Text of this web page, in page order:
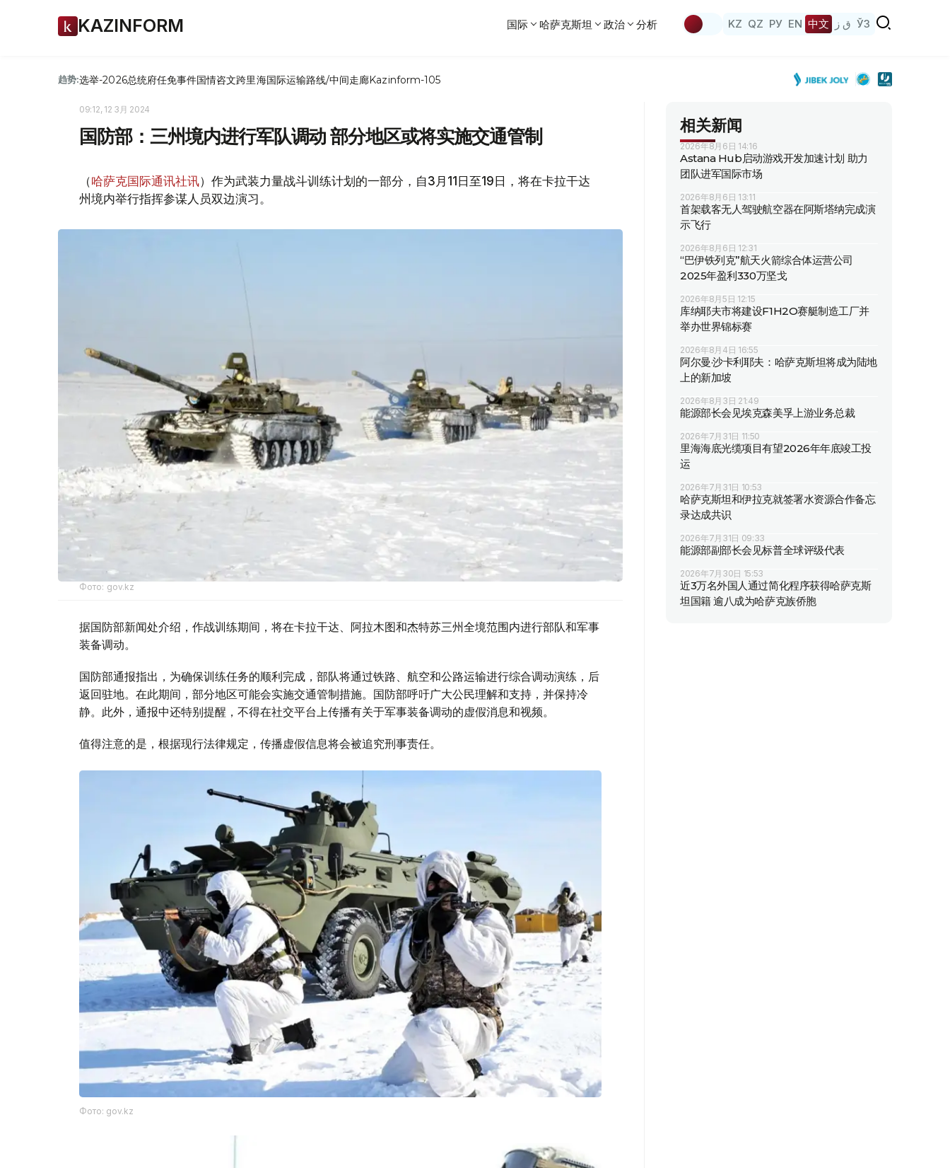
KAZINFORM 国际 哈萨克斯坦 政治 分析 KZ QZ РУ EN 中文 ق ز ЎЗ
趋势:选举-2026总统府任免事件国情咨文跨里海国际运输路线/中间走廊Kazinform-105
09:12, 12 3月 2024
国防部：三州境内进行军队调动 部分地区或将实施交通管制
（哈萨克国际通讯社讯）作为武装力量战斗训练计划的一部分，自3月11日至19日，将在卡拉干达
州境内举行指挥参谋人员双边演习。
Фото: gov.kz
据国防部新闻处介绍，作战训练期间，将在卡拉干达、阿拉木图和杰特苏三州全境范围内进行部队和军事
装备调动。
国防部通报指出，为确保训练任务的顺利完成，部队将通过铁路、航空和公路运输进行综合调动演练，后
返回驻地。在此期间，部分地区可能会实施交通管制措施。国防部呼吁广大公民理解和支持，并保持冷
静。此外，通报中还特别提醒，不得在社交平台上传播有关于军事装备调动的虚假消息和视频。
值得注意的是，根据现行法律规定，传播虚假信息将会被追究刑事责任。
Фото: gov.kz
相关新闻
2026年8月6日 14:16
Astana Hub启动游戏开发加速计划 助力
团队进军国际市场
2026年8月6日 13:11
首架载客无人驾驶航空器在阿斯塔纳完成演
示飞行
2026年8月6日 12:31
“巴伊铁列克”航天火箭综合体运营公司
2025年盈利330万坚戈
2026年8月5日 12:15
库纳耶夫市将建设F1H2O赛艇制造工厂并
举办世界锦标赛
2026年8月4日 16:55
阿尔曼·沙卡利耶夫：哈萨克斯坦将成为陆地
上的新加坡
2026年8月3日 21:49
能源部长会见埃克森美孚上游业务总裁
2026年7月31日 11:50
里海海底光缆项目有望2026年年底竣工投
运
2026年7月31日 10:53
哈萨克斯坦和伊拉克就签署水资源合作备忘
录达成共识
2026年7月31日 09:33
能源部副部长会见标普全球评级代表
2026年7月30日 15:53
近3万名外国人通过简化程序获得哈萨克斯
坦国籍 逾八成为哈萨克族侨胞